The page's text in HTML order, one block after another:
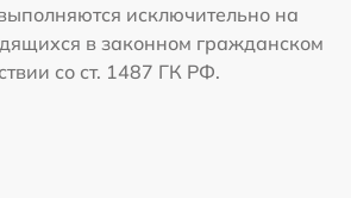
исключительно на
в законном гражданском
со ст. 1487 ГК РФ.